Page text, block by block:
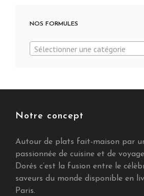
NOS FORMULES
Sélectionner une catégorie
Notre concept
Autour de plats fait-maison par
passionnée de cuisine et de
Dorés c’est la fusion entre le
saveurs du monde disponible en
Paris.